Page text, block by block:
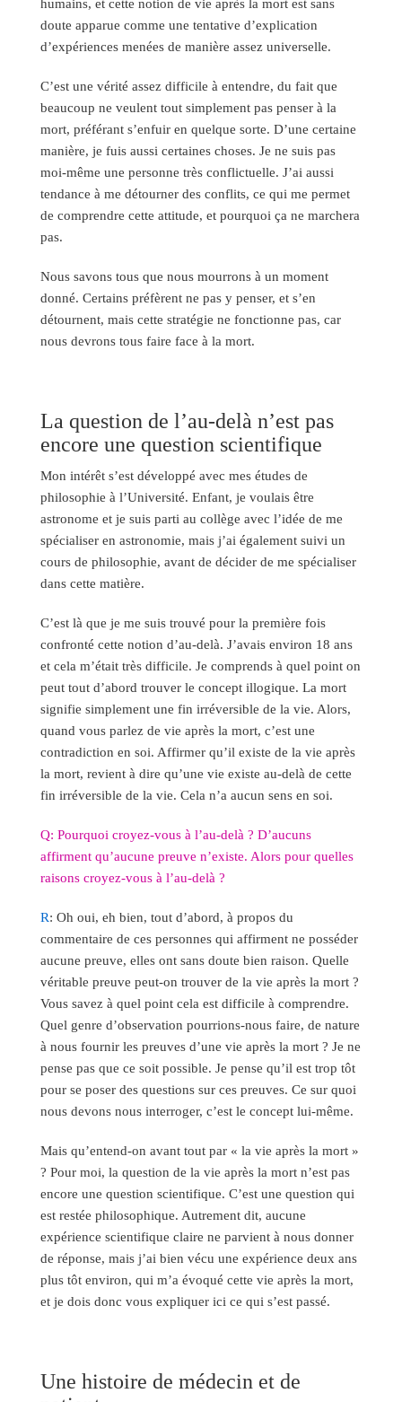
humains, et cette notion de vie après la mort est sans
doute apparue comme une tentative d’explication
d’expériences menées de manière assez universelle.
C’est une vérité assez difficile à entendre, du fait que
beaucoup ne veulent tout simplement pas penser à la
mort, préférant s’enfuir en quelque sorte. D’une certaine
manière, je fuis aussi certaines choses. Je ne suis pas
moi-même une personne très conflictuelle. J’ai aussi
tendance à me détourner des conflits, ce qui me permet
de comprendre cette attitude, et pourquoi ça ne marchera
pas.
Nous savons tous que nous mourrons à un moment
donné. Certains préfèrent ne pas y penser, et s’en
détournent, mais cette stratégie ne fonctionne pas, car
nous devrons tous faire face à la mort.
La question de l’au-delà n’est pas
encore une question scientifique
Mon intérêt s’est développé avec mes études de
philosophie à l’Université. Enfant, je voulais être
astronome et je suis parti au collège avec l’idée de me
spécialiser en astronomie, mais j’ai également suivi un
cours de philosophie, avant de décider de me spécialiser
dans cette matière.
C’est là que je me suis trouvé pour la première fois
confronté cette notion d’au-delà. J’avais environ 18 ans
et cela m’était très difficile. Je comprends à quel point on
peut tout d’abord trouver le concept illogique. La mort
signifie simplement une fin irréversible de la vie. Alors,
quand vous parlez de vie après la mort, c’est une
contradiction en soi. Affirmer qu’il existe de la vie après
la mort, revient à dire qu’une vie existe au-delà de cette
fin irréversible de la vie. Cela n’a aucun sens en soi.
Q: Pourquoi croyez-vous à l’au-delà ? D’aucuns
affirment qu’aucune preuve n’existe. Alors pour quelles
raisons croyez-vous à l’au-delà ?
R: Oh oui, eh bien, tout d’abord, à propos du
commentaire de ces personnes qui affirment ne posséder
aucune preuve, elles ont sans doute bien raison. Quelle
véritable preuve peut-on trouver de la vie après la mort ?
Vous savez à quel point cela est difficile à comprendre.
Quel genre d’observation pourrions-nous faire, de nature
à nous fournir les preuves d’une vie après la mort ? Je ne
pense pas que ce soit possible. Je pense qu’il est trop tôt
pour se poser des questions sur ces preuves. Ce sur quoi
nous devons nous interroger, c’est le concept lui-même.
Mais qu’entend-on avant tout par « la vie après la mort »
? Pour moi, la question de la vie après la mort n’est pas
encore une question scientifique. C’est une question qui
est restée philosophique. Autrement dit, aucune
expérience scientifique claire ne parvient à nous donner
de réponse, mais j’ai bien vécu une expérience deux ans
plus tôt environ, qui m’a évoqué cette vie après la mort,
et je dois donc vous expliquer ici ce qui s’est passé.
Une histoire de médecin et de